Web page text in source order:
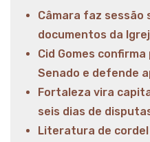
Câmara faz sessão
documentos da
Cid Gomes
Senado e defende
Fortaleza vira
seis dias de
Literatura de